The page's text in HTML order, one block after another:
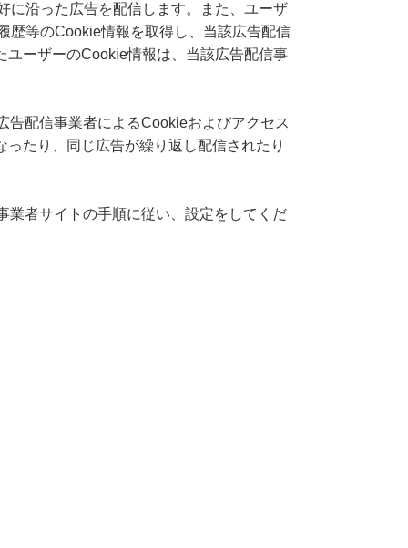
に沿った広告を配信します。また、ユーザ
歴等のCookie情報を取得し、当該広告配信
ユーザーのCookie情報は、当該広告配信事
告配信事業者によるCookieおよびアクセス
たり、同じ広告が繰り返し配信されたり
業者サイトの手順に従い、設定をしてくだ